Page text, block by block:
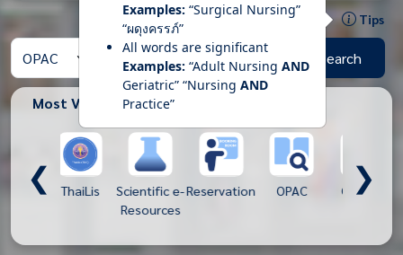
Tips
Search
Most Views
❮
ThaiLis
Scientific e-
Resources
Reservation OPAC CINAHL CU e-
❯
Examples: “Surgical Nursing”
“ผดุงครรภ์”
All words are significant
Examples: “Adult Nursing AND
Geriatric” “Nursing AND
Practice”